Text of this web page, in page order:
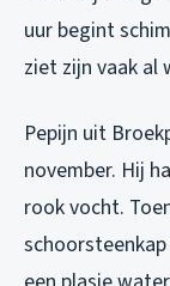
uur begint
ziet zijn vaak al
Pepijn uit
november. Hij
rook vocht.